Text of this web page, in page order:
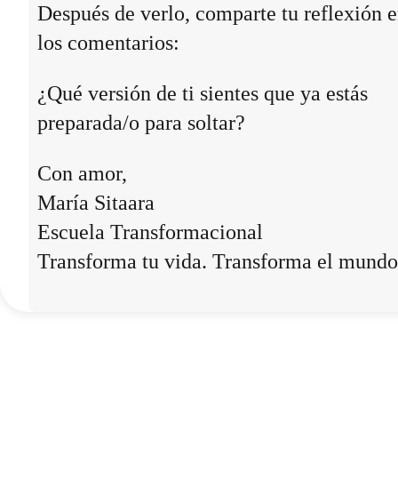
Después de verlo, comparte tu reflexión
los comentarios:
¿Qué versión de ti sientes que ya estás
preparada/o para soltar?
Con amor,
María Sitaara
Escuela Transformacional
Transforma tu vida. Transforma el